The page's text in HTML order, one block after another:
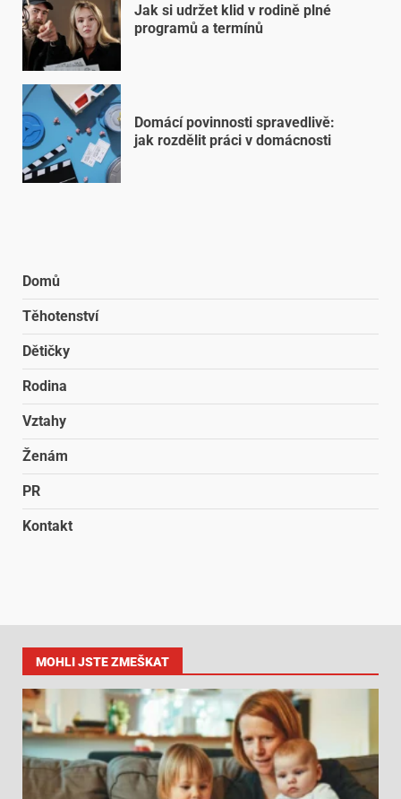
Jak si udržet klid v rodině plné
programů a termínů
Domácí povinnosti spravedlivě:
jak rozdělit práci v domácnosti
Domů
Těhotenství
Dětičky
Rodina
Vztahy
Ženám
PR
Kontakt
MOHLI JSTE ZMEŠKAT